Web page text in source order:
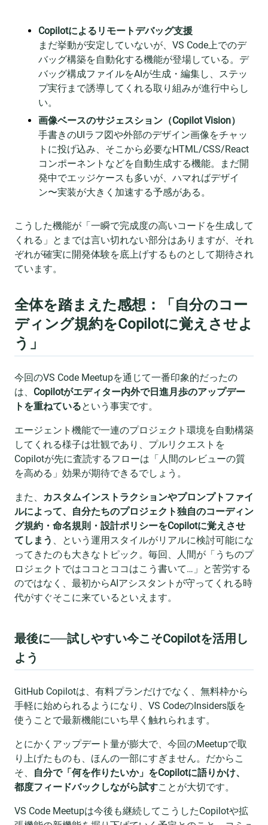
Copilotによるリモートデバッグ支援
まだ挙動が安定していないが、VS Code上でのデ
バッグ構築を自動化する機能が登場している。デ
バッグ構成ファイルをAIが生成・編集し、ステッ
プ実行まで誘導してくれる取り組みが進行中らし
い。
画像ベースのサジェスション（Copilot Vision）
手書きのUIラフ図や外部のデザイン画像をチャッ
トに投げ込み、そこから必要なHTML/CSS/React
コンポーネントなどを自動生成する機能。まだ開
発中でエッジケースも多いが、ハマればデザイ
ン〜実装が大きく加速する予感がある。
こうした機能が「一瞬で完成度の高いコードを生成して
くれる」とまでは言い切れない部分はありますが、それ
ぞれが確実に開発体験を底上げするものとして期待され
ています。
全体を踏まえた感想：「自分のコー
ディング規約をCopilotに覚えさせよ
う」
今回のVS Code Meetupを通じて一番印象的だったの
は、 Copilotがエディター内外で日進月歩のアップデー
トを重ねているという事実です。
エージェント機能で一連のプロジェクト環境を自動構築
してくれる様子は壮観であり、プルリクエストを
Copilotが先に査読するフローは「人間のレビューの質
を高める」効果が期待できるでしょう。
また、
カスタムインストラクションやプロンプトファイ
ルによって、自分たちのプロジェクト独自のコーディン
グ規約・命名規則・設計ポリシーをCopilotに覚えさせ
てしまう
、という運用スタイルがリアルに検討可能にな
ってきたのも大きなトピック。毎回、人間が「うちのプ
ロジェクトではココとココはこう書いて…」と苦労する
のではなく、最初からAIアシスタントが守ってくれる時
代がすぐそこに来ているといえます。
最後に──試しやすい今こそCopilotを活用し
よう
GitHub Copilotは、有料プランだけでなく、無料枠から
手軽に始められるようになり、VS CodeのInsiders版を
使うことで最新機能にいち早く触れられます。
とにかくアップデート量が膨大で、今回のMeetupで取
り上げたものも、ほんの一部にすぎません。だからこ
そ、
自分で「何を作りたいか」をCopilotに語りかけ、
都度フィードバックしながら試すことが大切です。
VS Code Meetupは今後も継続してこうしたCopilotや拡